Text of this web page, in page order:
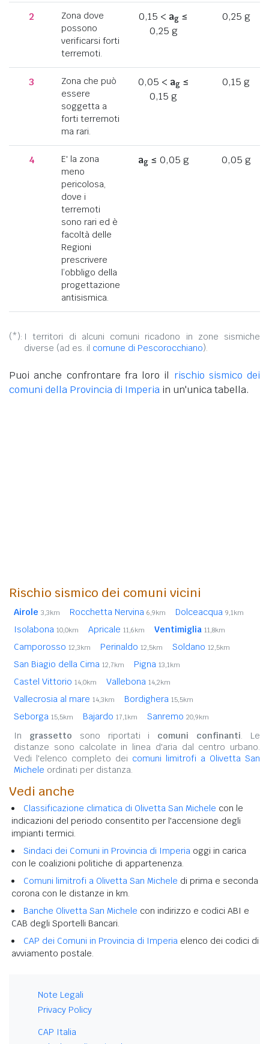
2
Zona dove
possono
verificarsi forti
terremoti.
0,15 < ag ≤
0,25 g
0,25 g
3
Zona che può
essere
soggetta a
forti terremoti
ma rari.
0,05 < ag≤
0,15 g
0,15 g
4
E' la zona
meno
pericolosa,
dove i
terremoti
sono rari ed è
facoltà delle
Regioni
prescrivere
l’obbligo della
progettazione
antisismica.
ag≤ 0,05 g 0,05 g
(*): I territori di alcuni comuni ricadono in zone sismiche
diverse (ad es. il comune di Pescorocchiano).
Puoi anche confrontare fra loro il rischio sismico dei
comuni della Provincia di Imperia in un'unica tabella.
Rischio sismico dei comuni vicini
Airole 3,3km Rocchetta Nervina 6,9km Dolceacqua 9,1km
Isolabona 10,0km Apricale 11,6km Ventimiglia 11,8km
Camporosso 12,3km Perinaldo 12,5km Soldano 12,5km
San Biagio della Cima 12,7km Pigna 13,1km
Castel Vittorio 14,0km Vallebona 14,2km
Vallecrosia al mare 14,3km Bordighera 15,5km
Seborga 15,5km Bajardo 17,1km Sanremo 20,9km
In grassetto sono riportati i comuni confinanti. Le
distanze sono calcolate in linea d'aria dal centro urbano.
Vedi l'elenco completo dei comuni limitrofi a Olivetta San
Michele ordinati per distanza.
Vedi anche
Classificazione climatica di Olivetta San Michele con le
indicazioni del periodo consentito per l'accensione degli
impianti termici.
Sindaci dei Comuni in Provincia di Imperia oggi in carica
con le coalizioni politiche di appartenenza.
Comuni limitrofi a Olivetta San Michele di prima e seconda
corona con le distanze in km.
Banche Olivetta San Michele con indirizzo e codici ABI e
CAB degli Sportelli Bancari.
CAP dei Comuni in Provincia di Imperia elenco dei codici di
avviamento postale.
Note Legali
Privacy Policy
CAP Italia